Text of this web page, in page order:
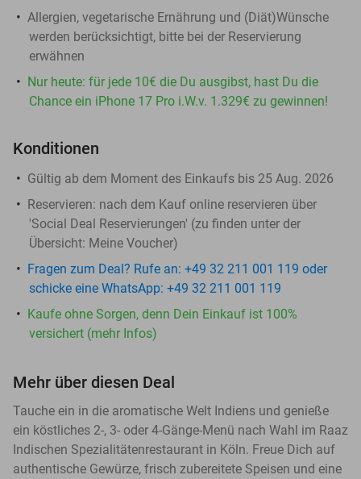
Allergien, vegetarische Ernährung und (Diät)Wünsche
werden berücksichtigt, bitte bei der Reservierung
erwähnen
Nur heute: für jede 10€ die Du ausgibst, hast Du die
Chance ein iPhone 17 Pro i.W.v. 1.329€ zu gewinnen!
Konditionen
Gültig ab dem Moment des Einkaufs bis 25 Aug. 2026
Reservieren: nach dem Kauf online reservieren über
'Social Deal Reservierungen' (zu finden unter der
Übersicht: Meine Voucher)
Fragen zum Deal? Rufe an: +49 32 211 001 119 oder
schicke eine WhatsApp: +49 32 211 001 119
Kaufe ohne Sorgen, denn Dein Einkauf ist 100%
versichert (mehr Infos)
Mehr über diesen Deal
Tauche ein in die aromatische Welt Indiens und genieße
ein köstliches 2-, 3- oder 4-Gänge-Menü nach Wahl im Raaz
Indischen Spezialitätenrestaurant in Köln. Freue Dich auf
authentische Gewürze, frisch zubereitete Speisen und eine